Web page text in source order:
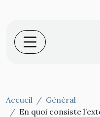
Accueil
Général
En quoi consiste